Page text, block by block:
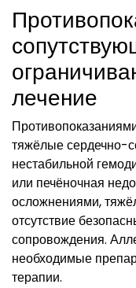
лечение
тяжёлые сердечно-
нестабильной
или печёночная
осложнениями,
отсутствие
сопровождения.
необходимые
терапии.